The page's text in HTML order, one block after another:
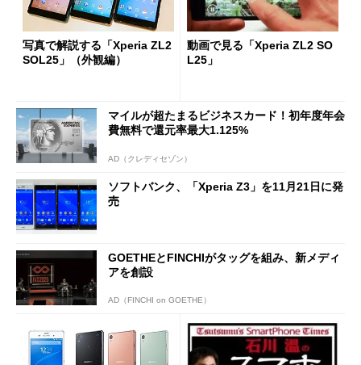
写真で解説する「Xperia ZL2
SOL25」（外観編）
動画で見る「Xperia ZL2 SO
L25」
マイルが超たまるビジネスカード！初年度年会
費無料で還元率最大1.125%
AD（クレディセゾン）
ソフトバンク、「Xperia Z3」を11月21日に発
売
GOETHEとFINCHIがタッグを組み、新メディ
アを創設
AD（FINCHI on GOETHE）